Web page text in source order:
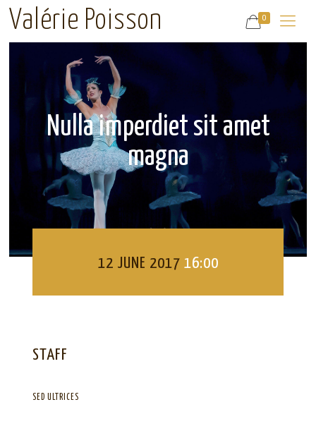
Valérie Poisson 0
Nulla imperdiet sit amet
magna
12 JUNE 2017 16:00
STAFF
SED ULTRICES